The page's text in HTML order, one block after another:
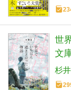
世
文
杉